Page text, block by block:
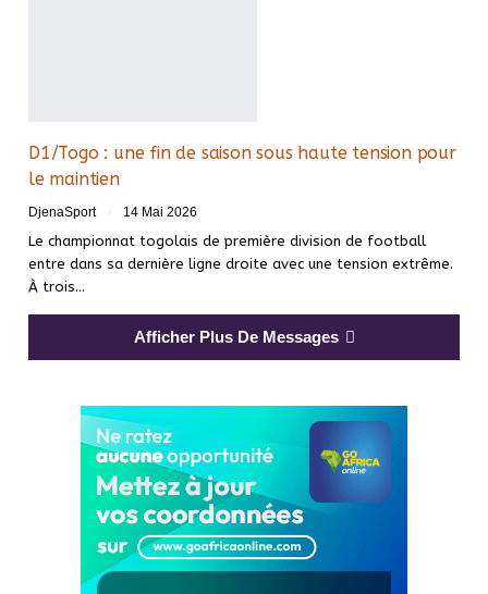
D1/Togo : une fin de saison sous haute tension pour
le maintien
DjenaSport 14 Mai 2026
Le championnat togolais de première division de football
entre dans sa dernière ligne droite avec une tension extrême.
À trois…
Afficher Plus De Messages